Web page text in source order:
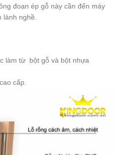
đoạn ép gỗ này cần đến máy
nghề.
làm từ bột gỗ và bột nhựa
cấp.